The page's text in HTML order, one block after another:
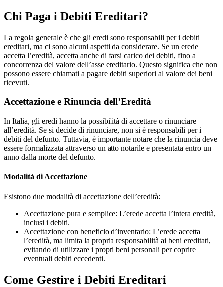
Chi Paga i Debiti Ereditari?
La regola generale è che gli eredi sono responsabili per i debiti
ereditari, ma ci sono alcuni aspetti da considerare. Se un erede
accetta l’eredità, accetta anche di farsi carico dei debiti, fino a
concorrenza del valore dell’asse ereditario. Questo significa che non
possono essere chiamati a pagare debiti superiori al valore dei beni
ricevuti.
Accettazione e Rinuncia dell’Eredità
In Italia, gli eredi hanno la possibilità di accettare o rinunciare
all’eredità. Se si decide di rinunciare, non si è responsabili per i
debiti del defunto. Tuttavia, è importante notare che la rinuncia deve
essere formalizzata attraverso un atto notarile e presentata entro un
anno dalla morte del defunto.
Modalità di Accettazione
Esistono due modalità di accettazione dell’eredità:
Accettazione pura e semplice: L’erede accetta l’intera eredità,
inclusi i debiti.
Accettazione con beneficio d’inventario: L’erede accetta
l’eredità, ma limita la propria responsabilità ai beni ereditati,
evitando di utilizzare i propri beni personali per coprire
eventuali debiti eccedenti.
Come Gestire i Debiti Ereditari